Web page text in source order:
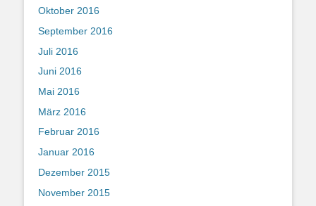
Oktober 2016
September 2016
Juli 2016
Juni 2016
Mai 2016
März 2016
Februar 2016
Januar 2016
Dezember 2015
November 2015